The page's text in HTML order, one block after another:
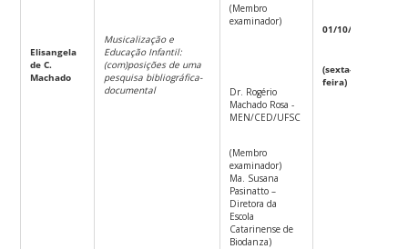
Elisangela
de C.
Machado
Musicalização e
Educação Infantil:
(com)posições de uma
pesquisa bibliográfica-
documental
(Membro
examinador)
Dr. Rogério
Machado Rosa -
MEN/CED/UFSC
(Membro
examinador)
Ma. Susana
Pasinatto –
Diretora da
Escola
Catarinense de
Biodanza)
01/10/21
(sexta-
feira)